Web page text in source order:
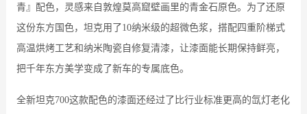
青』配色，灵感来自敦煌莫高窟壁画里的青金石原色。为了还原
这份东方国色，坦克用了10纳米级的超微色浆，搭配四重阶梯式
高温烘烤工艺和纳米陶瓷自修复清漆，让漆面能长期保持鲜亮，
把千年东方美学变成了新车的专属底色。
全新坦克700这款配色的漆面还经过了比行业标准更高的氙灯老化